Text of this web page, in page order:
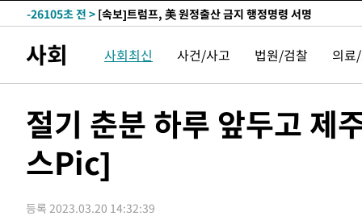
-23805초 전 > [속보] 뉴욕증시, 일제 하락 마감…나스닥 0.06%↓
례 큰 폭발음
-27974초 전 >
[속보]美, 폴리실리콘 수입 규제…파생제품 15% 관세,
-26125초 전 >[속보]트럼프, 美 원정출산 금지 행정명령 서명
사회 사회최신 사건/사고 법원/검찰 의료
절기 춘분 하루 앞두고 제
스Pic]
등록 2023.03.20 14:32:39